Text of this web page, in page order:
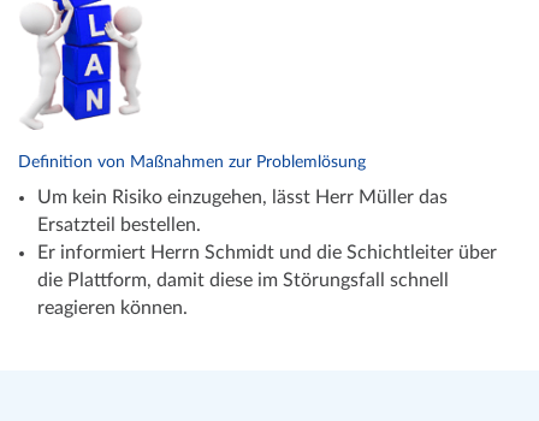
Definition von Maßnahmen zur Problemlösung
Um kein Risiko einzugehen, lässt Herr Müller das
Ersatzteil bestellen.
Er informiert Herrn Schmidt und die Schichtleiter über
die Plattform, damit diese im Störungsfall schnell
reagieren können.